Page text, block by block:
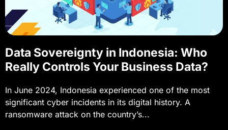
Data Sovereignty in Indonesia: Who
Really Controls Your Business Data?
In June 2024, Indonesia experienced one of the most
significant cyber incidents in its digital history. A
ransomware attack on the country’s...